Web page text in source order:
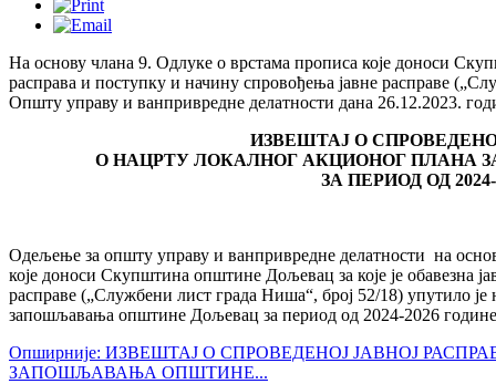
На основу члана 9. Одлуке о врстама прописа које доноси
расправа и поступку и начину спровођења јавне расправе
Општу управу и ванпривредне делатности дана 26.12.2023.
ИЗВЕШТАЈ О
О НАЦРТУ ЛОКАЛНОГ АКЦИОНОГ
ЗА ПЕРИОД ОД
Одељење за општу управу и ванпривредне делатности на
које доноси Скупштина општине Дољевац за које је обавезна
расправе („Службени лист града Ниша“, број 52/18) упутило
запошљавања општине Дољевац за период од 2024-2026
Опширније: ИЗВЕШТАЈ О СПРОВЕДЕНОЈ ЈАВНОЈ
ЗАПОШЉАВАЊА ОПШТИНЕ...